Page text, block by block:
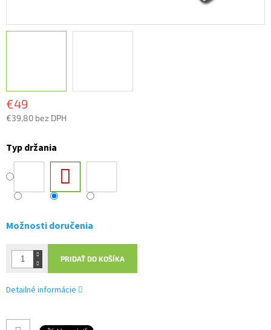
€49
€39,80 bez DPH
cena:
Typ držania
Možnosti doručenia
PRIDAŤ DO KOŠÍKA
Detailné informácie